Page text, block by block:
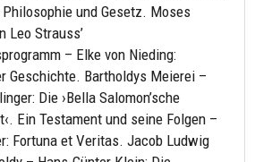
und Gesetz. Moses
Leo Strauss’
– Elke von Nieding:
Geschichte. Bartholdys Meierei –
Die ›Bella Salomon’sche
Ein Testament und seine Folgen –
Fortuna et Veritas. Jacob Ludwig